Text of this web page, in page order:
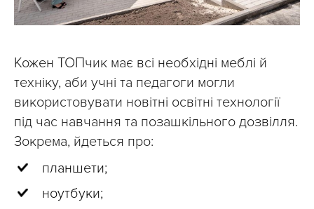
Кожен ТОПчик має всі необхідні меблі й
техніку, аби учні та педагоги могли
використовувати новітні освітні технології
під час навчання та позашкільного дозвілля.
Зокрема, йдеться про:
планшети;
ноутбуки;